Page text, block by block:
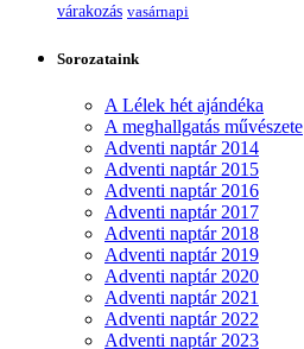
várakozás vasárnapi
Sorozataink
A Lélek hét ajándéka
A meghallgatás művészete
Adventi naptár 2014
Adventi naptár 2015
Adventi naptár 2016
Adventi naptár 2017
Adventi naptár 2018
Adventi naptár 2019
Adventi naptár 2020
Adventi naptár 2021
Adventi naptár 2022
Adventi naptár 2023